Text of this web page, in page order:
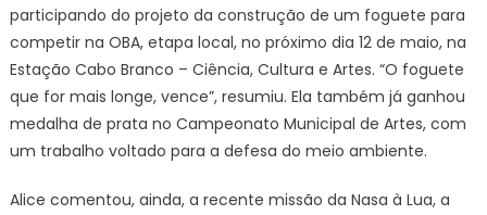
participando do projeto da construção de um foguete para
competir na OBA, etapa local, no próximo dia 12 de maio, na
Estação Cabo Branco – Ciência, Cultura e Artes. “O foguete
que for mais longe, vence”, resumiu. Ela também já ganhou
medalha de prata no Campeonato Municipal de Artes, com
um trabalho voltado para a defesa do meio ambiente.
Alice comentou, ainda, a recente missão da Nasa à Lua, a